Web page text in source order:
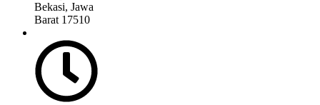
Bekasi, Jawa
Barat 17510